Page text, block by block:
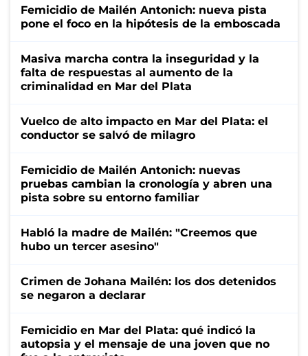
Femicidio de Mailén Antonich: nueva pista
pone el foco en la hipótesis de la emboscada
Masiva marcha contra la inseguridad y la
falta de respuestas al aumento de la
criminalidad en Mar del Plata
Vuelco de alto impacto en Mar del Plata: el
conductor se salvó de milagro
Femicidio de Mailén Antonich: nuevas
pruebas cambian la cronología y abren una
pista sobre su entorno familiar
Habló la madre de Mailén: "Creemos que
hubo un tercer asesino"
Crimen de Johana Mailén: los dos detenidos
se negaron a declarar
Femicidio en Mar del Plata: qué indicó la
autopsia y el mensaje de una joven que no